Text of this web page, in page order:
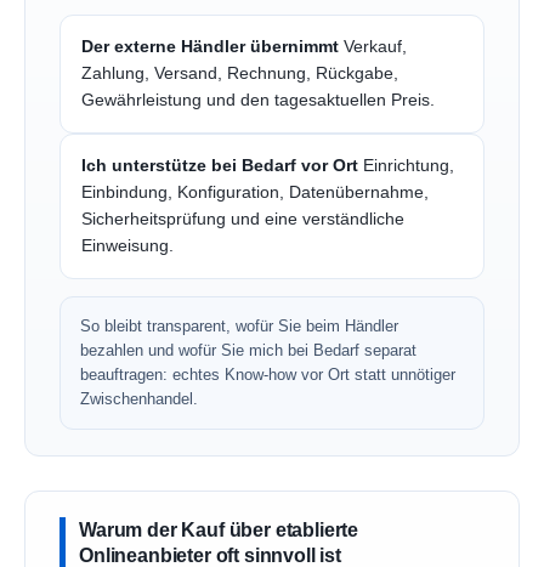
Der externe Händler übernimmt Verkauf,
Zahlung, Versand, Rechnung, Rückgabe,
Gewährleistung und den tagesaktuellen Preis.
Ich unterstütze bei Bedarf vor Ort Einrichtung,
Einbindung, Konfiguration, Datenübernahme,
Sicherheitsprüfung und eine verständliche
Einweisung.
So bleibt transparent, wofür Sie beim Händler
bezahlen und wofür Sie mich bei Bedarf separat
beauftragen: echtes Know-how vor Ort statt unnötiger
Zwischenhandel.
Warum der Kauf über etablierte
Onlineanbieter oft sinnvoll ist